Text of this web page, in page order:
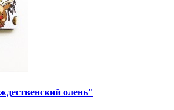
олень"